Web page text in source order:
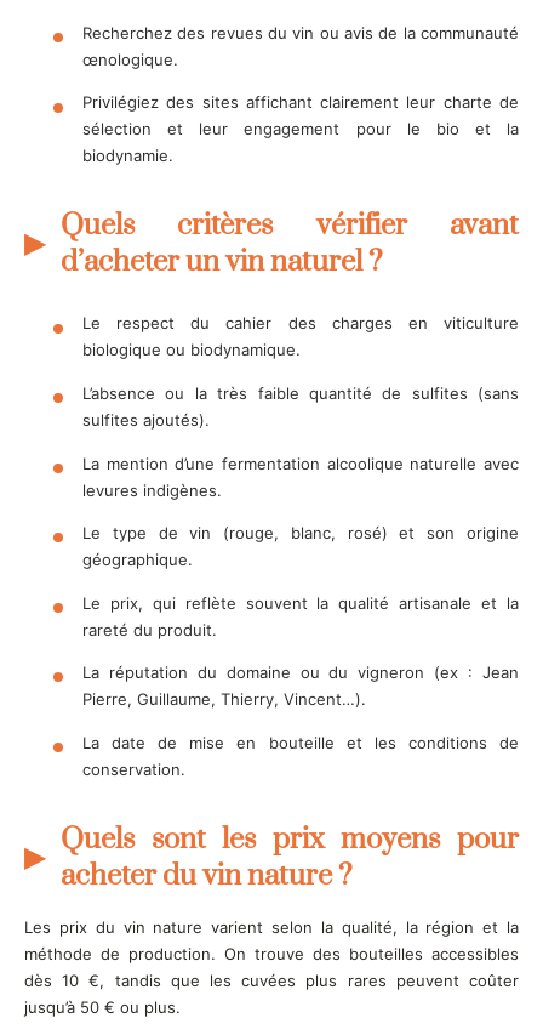
Recherchez des revues du vin ou avis de la communauté
œnologique.
Privilégiez des sites affichant clairement leur charte de
sélection et leur engagement pour le bio et la
biodynamie.
Quels critères vérifier avant
d’acheter un vin naturel ?
Le respect du cahier des charges en viticulture
biologique ou biodynamique.
L’absence ou la très faible quantité de sulfites (sans
sulfites ajoutés).
La mention d’une fermentation alcoolique naturelle avec
levures indigènes.
Le type de vin (rouge, blanc, rosé) et son origine
géographique.
Le prix, qui reflète souvent la qualité artisanale et la
rareté du produit.
La réputation du domaine ou du vigneron (ex : Jean
Pierre, Guillaume, Thierry, Vincent…).
La date de mise en bouteille et les conditions de
conservation.
Quels sont les prix moyens pour
acheter du vin nature ?
Les prix du vin nature varient selon la qualité, la région et la
méthode de production. On trouve des bouteilles accessibles
dès 10 €, tandis que les cuvées plus rares peuvent coûter
jusqu’à 50 € ou plus.